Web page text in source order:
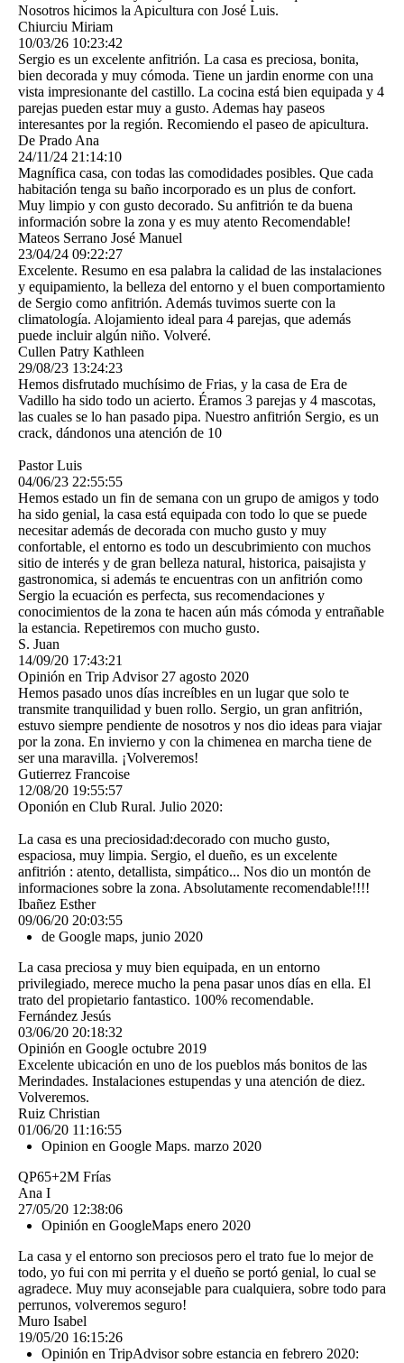
Nosotros hicimos la Apicultura con José Luis.
Chiurciu Miriam
10/03/26 10:23:42
Sergio es un excelente anfitrión. La casa es preciosa, bonita,
bien decorada y muy cómoda. Tiene un jardin enorme con una
vista impresionante del castillo. La cocina está bien equipada y 4
parejas pueden estar muy a gusto. Ademas hay paseos
interesantes por la región. Recomiendo el paseo de apicultura.
De Prado Ana
24/11/24 21:14:10
Magnífica casa, con todas las comodidades posibles. Que cada
habitación tenga su baño incorporado es un plus de confort.
Muy limpio y con gusto decorado. Su anfitrión te da buena
información sobre la zona y es muy atento Recomendable!
Mateos Serrano José Manuel
23/04/24 09:22:27
Excelente. Resumo en esa palabra la calidad de las instalaciones
y equipamiento, la belleza del entorno y el buen comportamiento
de Sergio como anfitrión. Además tuvimos suerte con la
climatología. Alojamiento ideal para 4 parejas, que además
puede incluir algún niño. Volveré.
Cullen Patry Kathleen
29/08/23 13:24:23
Hemos disfrutado muchísimo de Frias, y la casa de Era de
Vadillo ha sido todo un acierto. Éramos 3 parejas y 4 mascotas,
las cuales se lo han pasado pipa. Nuestro anfitrión Sergio, es un
crack, dándonos una atención de 10
Pastor Luis
04/06/23 22:55:55
Hemos estado un fin de semana con un grupo de amigos y todo
ha sido genial, la casa está equipada con todo lo que se puede
necesitar además de decorada con mucho gusto y muy
confortable, el entorno es todo un descubrimiento con muchos
sitio de interés y de gran belleza natural, historica, paisajista y
gastronomica, si además te encuentras con un anfitrión como
Sergio la ecuación es perfecta, sus recomendaciones y
conocimientos de la zona te hacen aún más cómoda y entrañable
la estancia. Repetiremos con mucho gusto.
S. Juan
14/09/20 17:43:21
Opinión en Trip Advisor 27 agosto 2020
Hemos pasado unos días increíbles en un lugar que solo te
transmite tranquilidad y buen rollo. Sergio, un gran anfitrión,
estuvo siempre pendiente de nosotros y nos dio ideas para viajar
por la zona. En invierno y con la chimenea en marcha tiene de
ser una maravilla. ¡Volveremos!
Gutierrez Francoise
12/08/20 19:55:57
Oponión en Club Rural. Julio 2020:
La casa es una preciosidad:decorado con mucho gusto,
espaciosa, muy limpia. Sergio, el dueño, es un excelente
anfitrión : atento, detallista, simpático... Nos dio un montón de
informaciones sobre la zona. Absolutamente recomendable!!!!
Ibañez Esther
09/06/20 20:03:55
de Google maps, junio 2020
La casa preciosa y muy bien equipada, en un entorno
privilegiado, merece mucho la pena pasar unos días en ella. El
trato del propietario fantastico. 100% recomendable.
Fernández Jesús
03/06/20 20:18:32
Opinión en Google octubre 2019
Excelente ubicación en uno de los pueblos más bonitos de las
Merindades. Instalaciones estupendas y una atención de diez.
Volveremos.
Ruiz Christian
01/06/20 11:16:55
Opinion en Google Maps. marzo 2020
QP65+2M Frías
Ana I
27/05/20 12:38:06
Opinión en GoogleMaps enero 2020
La casa y el entorno son preciosos pero el trato fue lo mejor de
todo, yo fui con mi perrita y el dueño se portó genial, lo cual se
agradece. Muy muy aconsejable para cualquiera, sobre todo para
perrunos, volveremos seguro!
Muro Isabel
19/05/20 16:15:26
Opinión en TripAdvisor sobre estancia en febrero 2020: